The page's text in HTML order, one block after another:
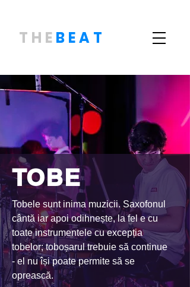
THE BEAT
TOBE
Tobele sunt inima muzicii. Saxofonul
cântă iar apoi odihnește, la fel e cu
toate instrumentele cu excepția
tobelor; toboșarul trebuie să continue
- el nu își poate permite să se
oprească.